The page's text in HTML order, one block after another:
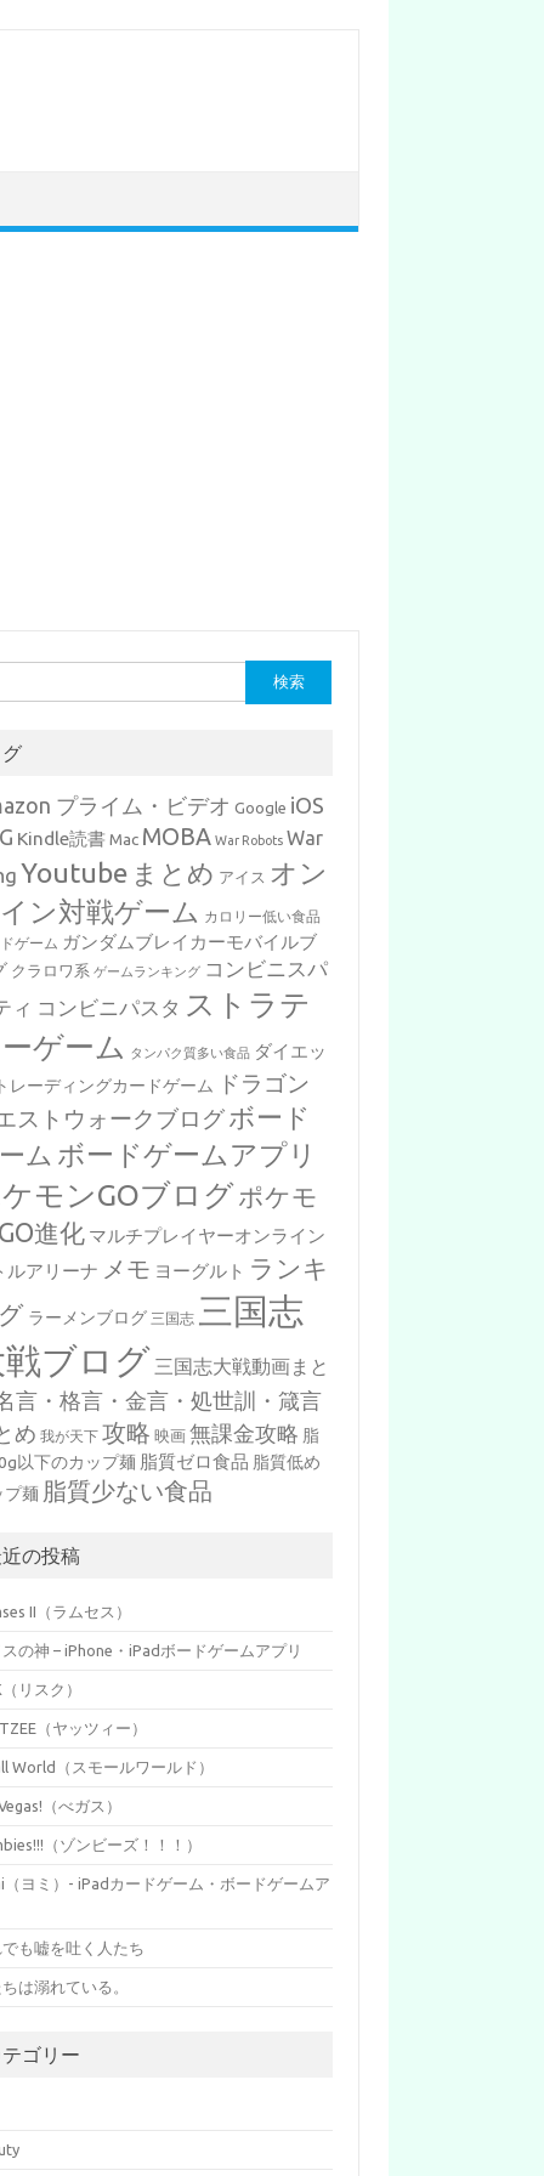
グ
プライム・ビデオ Google iOS
Kindle読書 Mac MOBA War Robots War
Youtube まとめ アイス オン
ン対戦ゲーム カロリー低い食品
ゲーム ガンダムブレイカーモバイルブ
クラロワ系 ゲームランキング コンビニスパ
ィ コンビニパスタ ストラテ
ゲーム
タンパク質多い食品 ダイエッ
トレーディングカードゲーム
ドラゴン
ストウォークブログボード
ム ボードゲームアプリ
モンGOブログポケモ
進化 マルチプレイヤーオンライン
ルアリーナ メモ ヨーグルト ランキ
ラーメンブログ 三国志 三国志
戦ブログ 三国志大戦動画まと
言・格言・金言・処世訓・箴言
め 我が天下 攻略 映画 無課金攻略 脂
以下のカップ麺 脂質ゼロ食品 脂質低め
プ麺 脂質少ない食品
の投稿
II（ラムセス）
の神 – iPhone・iPadボードゲームアプリ
（リスク）
（ヤッツィー）
World（スモールワールド）
（べガス）
（ゾンビーズ！！！）
（ヨミ）- iPadカードゲーム・ボードゲームア
でも嘘を吐く人たち
は溺れている。
テゴリー